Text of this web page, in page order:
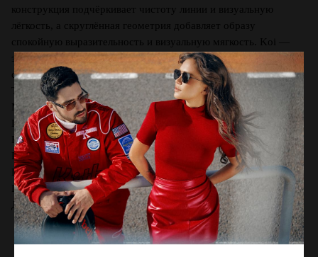
конструкция подчёркивает чистоту линии и визуальную
лёгкость, а скруглённая геометрия добавляет образу
спокойную выразительность и визуальную мягкость. Koi —
это движение, устойчивость и тихая уверенность в
современной интерпретации.
Тип линз: Нейлон
Материал: Титан, Монель
Цвет оправы: Chestnut
Вид оправы: Авиаторы
Производство: Гонконг
Ширина линзы, мм: 52
Ширина переносицы, мм: 19
Длина заушника, мм: 145